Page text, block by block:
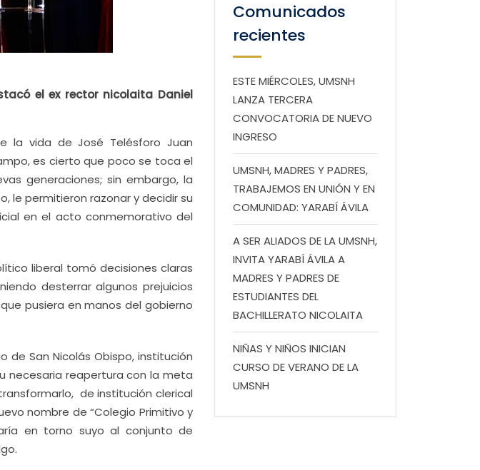
el ex rector nicolaita Daniel
la vida de José Telésforo Juan
es cierto que poco se toca el
generaciones; sin embargo, la
le permitieron razonar y decidir su
en el acto conmemorativo del
liberal tomó decisiones claras
desterrar algunos prejuicios
pusiera en manos del gobierno
San Nicolás Obispo, institución
necesaria reapertura con la meta
de institución clerical
nombre de “Colegio Primitivo y
en torno suyo al conjunto de
Comunicados
recientes
ESTE MIÉRCOLES, UMSNH
LANZA TERCERA
CONVOCATORIA DE NUEVO
INGRESO
UMSNH, MADRES Y PADRES,
TRABAJEMOS EN UNIÓN Y EN
COMUNIDAD: YARABÍ ÁVILA
A SER ALIADOS DE LA UMSNH,
INVITA YARABÍ ÁVILA A
MADRES Y PADRES DE
ESTUDIANTES DEL
BACHILLERATO NICOLAITA
NIÑAS Y NIÑOS INICIAN
CURSO DE VERANO DE LA
UMSNH